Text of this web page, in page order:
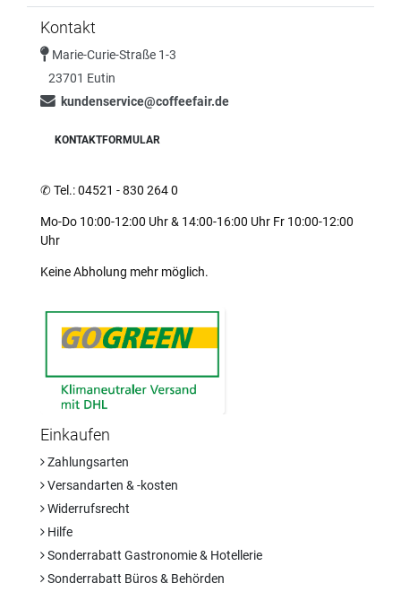
Kontakt
Marie-Curie-Straße 1-3
23701 Eutin
kundenservice@coffeefair.de
KONTAKTFORMULAR
✆Tel.: 04521 - 830 264 0
Mo-Do 10:00-12:00 Uhr & 14:00-16:00 Uhr Fr 10:00-12:00
Uhr
Keine Abholung mehr möglich.
Einkaufen
Zahlungsarten
Versandarten & -kosten
Widerrufsrecht
Hilfe
Sonderrabatt Gastronomie & Hotellerie
Sonderrabatt Büros & Behörden